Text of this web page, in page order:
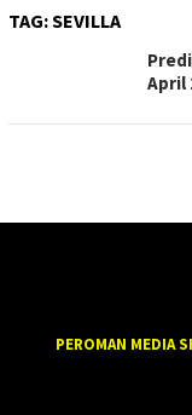
TAG:SEVILLA
April
PEROMAN MEDIA